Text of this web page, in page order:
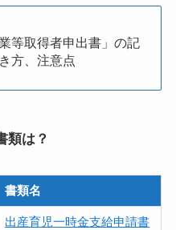
業等取得者申出書」の記
方、注意点
類は？
書類名
出産育児一時金支給申請書